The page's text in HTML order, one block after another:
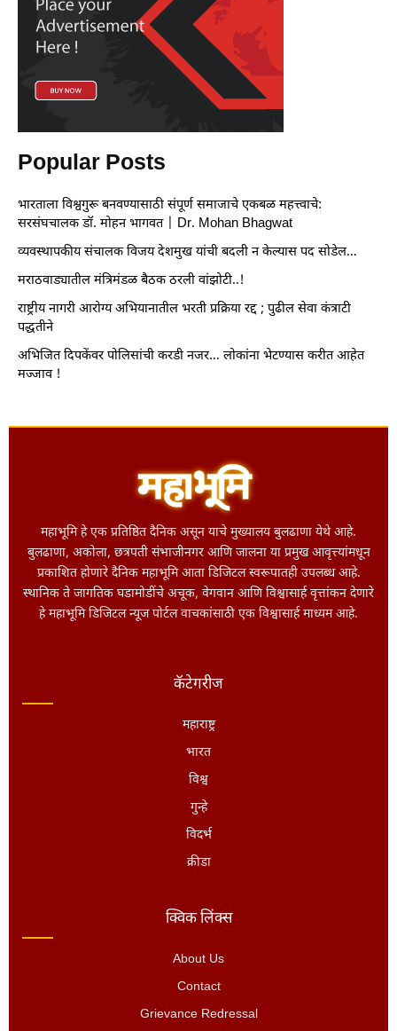
Popular Posts
भारताला विश्वगुरू बनवण्यासाठी संपूर्ण समाजाचे एकबळ महत्त्वाचे:
सरसंघचालक डॉ. मोहन भागवत | Dr. Mohan Bhagwat
व्यवस्थापकीय संचालक विजय देशमुख यांची बदली न केल्यास पद सोडेल…
मराठवाड्यातील मंत्रिमंडळ बैठक ठरली वांझोटी..!
राष्ट्रीय नागरी आरोग्य अभियानातील भरती प्रक्रिया रद्द ; पुढील सेवा कंत्राटी
पद्धतीने
अभिजित दिपकेंवर पोलिसांची करडी नजर… लोकांना भेटण्यास करीत आहेत
मज्जाव !
महाभूमि हे एक प्रतिष्ठित दैनिक असून याचे मुख्यालय बुलढाणा येथे आहे.
बुलढाणा, अकोला, छत्रपती संभाजीनगर आणि जालना या प्रमुख आवृत्त्यांमधून
प्रकाशित होणारे दैनिक महाभूमि आता डिजिटल स्वरूपातही उपलब्ध आहे.
स्थानिक ते जागतिक घडामोडींचे अचूक, वेगवान आणि विश्वासार्ह वृत्तांकन देणारे
हे महाभूमि डिजिटल न्यूज पोर्टल वाचकांसाठी एक विश्वासार्ह माध्यम आहे.
कॅटेगरीज
महाराष्ट्र
भारत
विश्व
गुन्हे
विदर्भ
क्रीडा
क्विक लिंक्स
About Us
Contact
Grievance Redressal